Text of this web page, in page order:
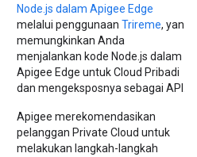
Node.js dalam Apigee Edge
melalui penggunaan Trireme, yang
memungkinkan Anda
menjalankan kode Node.js dalam
Apigee Edge untuk Cloud Pribadi
dan mengeksposnya sebagai API.
Apigee merekomendasikan
pelanggan Private Cloud untuk
melakukan langkah-langkah